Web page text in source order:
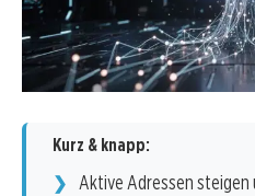
Kurz & knapp:
Aktive Adressen steigen